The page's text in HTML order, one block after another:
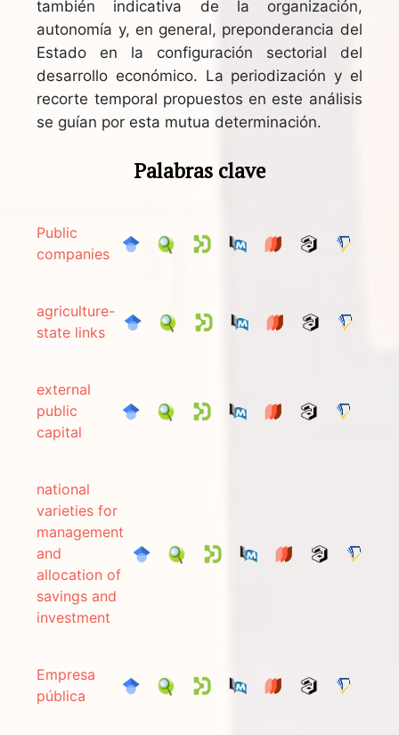
también indicativa de la organización,
autonomía y, en general, preponderancia del
Estado en la configuración sectorial del
desarrollo económico. La periodización y el
recorte temporal propuestos en este análisis
se guían por esta mutua determinación.
Palabras clave
Public
companies
agriculture-
state links
external
public
capital
national
varieties for
management
and
allocation of
savings and
investment
Empresa
pública